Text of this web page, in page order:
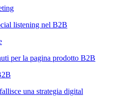
listening nel B2B
per la pagina prodotto B2B
una strategia digital